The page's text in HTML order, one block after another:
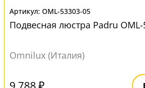
OML-53303-05
Подвесная люстра Padru OML-
Omnilux (Италия)